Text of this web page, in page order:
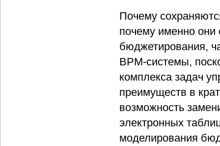
Почему
почему именно они
бюджетирования,
BPM-системы,
комплекса задач
преимуществ в
возможность
электронных
моделирования